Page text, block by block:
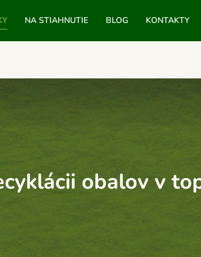
NA STIAHNUTIE BLOG KONTAKTY
obalov v